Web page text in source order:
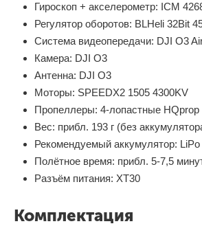
Гироскоп + акселерометр: ICM
Регулятор оборотов: BLHeli 32Bit
Система видеопередачи: DJI O3
Камера: DJI O3
Антенна: DJI O3
Моторы: SPEEDX2 1505 4300KV
Пропеллеры: 4-лопастные HQprop
Вес: прибл. 193 г (без
Рекомендуемый аккумулятор:
Полётное время: прибл. 5-7,5
Разъём питания: XT30
Комплектация